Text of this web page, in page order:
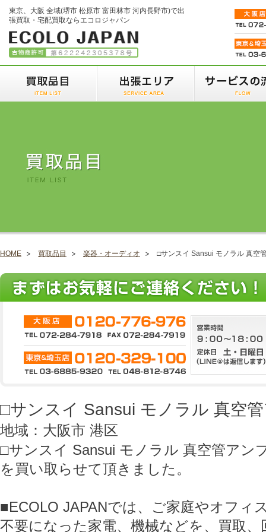
東京、大阪 全域(堺市 松原市 富田林市 河内長野市)で出
張買取・宅配買取ならエコロジャパン
HOME 買取品目 楽器・オーディオ □サンスイ Sansui モノラル 真空
□サンスイ Sansui モノラル 真空
地域：大阪市 港区
□サンスイ Sansui モノラル 真空管アン
を買い取らせて頂きました。
■ECOLO JAPANでは、ご家庭やオフィ
不要になった家電、機械などを、買取